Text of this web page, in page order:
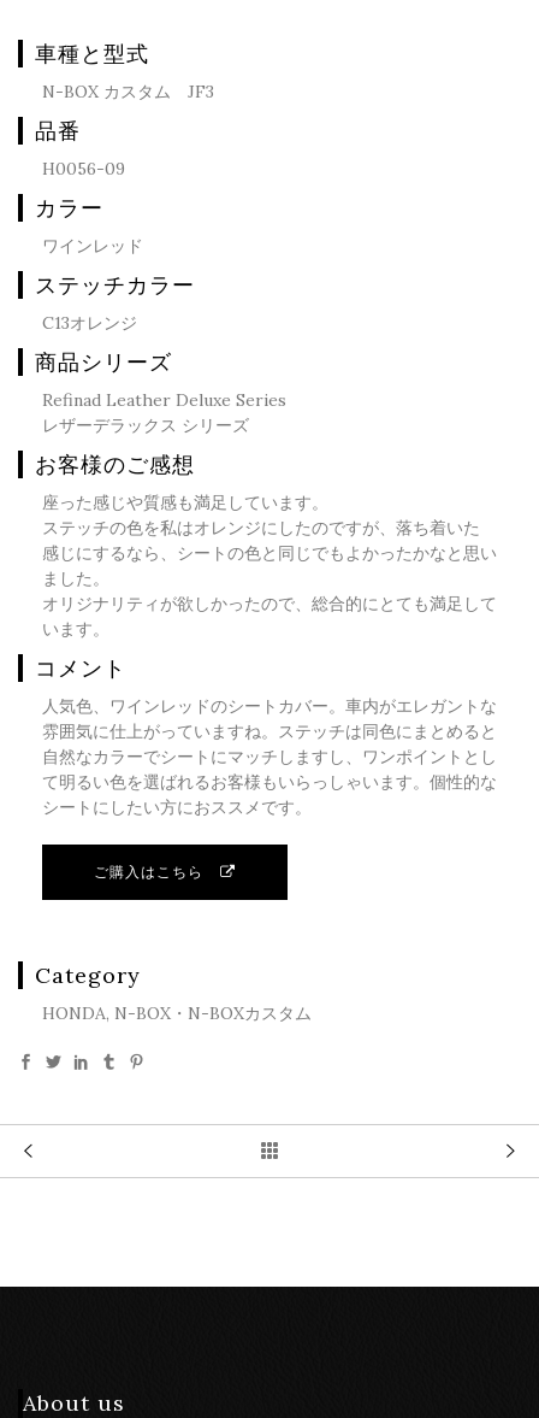
車種と型式
N-BOX カスタム JF3
品番
H0056-09
カラー
ワインレッド
ステッチカラー
C13オレンジ
商品シリーズ
Refinad Leather Deluxe Series
レザーデラックス シリーズ
お客様のご感想
座った感じや質感も満足しています。
ステッチの色を私はオレンジにしたのですが、落ち着いた
感じにするなら、シートの色と同じでもよかったかなと思い
ました。
オリジナリティが欲しかったので、総合的にとても満足して
います。
コメント
人気色、ワインレッドのシートカバー。車内がエレガントな
雰囲気に仕上がっていますね。ステッチは同色にまとめると
自然なカラーでシートにマッチしますし、ワンポイントとし
て明るい色を選ばれるお客様もいらっしゃいます。個性的な
シートにしたい方におススメです。
ご購入はこちら
Category
HONDA, N-BOX・N-BOXカスタム
About us